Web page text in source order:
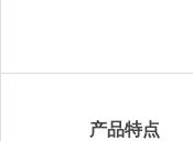
产品特点